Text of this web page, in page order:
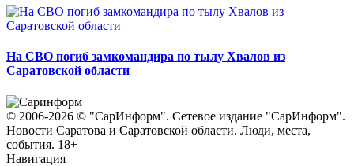
На СВО погиб замкомандира по тылу Хвалов из
Саратовской области
© 2006-2026 © "СарИнформ". Сетевое издание "СарИнформ".
Новости Саратова и Саратовской области. Люди, места,
события. 18+
Навигация